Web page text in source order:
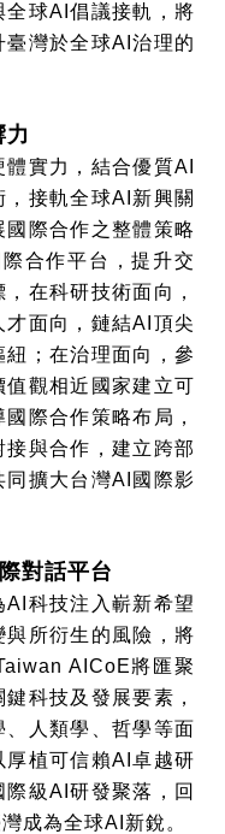
球AI倡議接軌，將
灣於全球AI治理的
實力，結合優質AI
接軌全球AI新興關
際合作之整體策略
合作平台，提升交
在科研技術面向，
面向，鏈結AI頂尖
；在治理面向，參
觀相近國家建立可
際合作策略布局，
與合作，建立跨部
擴大台灣AI國際影
對話平台
科技注入嶄新希望
所衍生的風險，將
AICoE將匯聚
科技及發展要素，
人類學、哲學等面
植可信賴AI卓越研
級AI研發聚落，回
成為全球AI新銳。